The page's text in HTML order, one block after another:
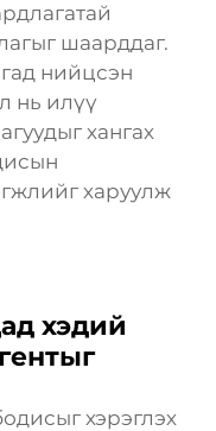
шаарддаг.
нийцсэн
нь илүү
хангах
харуулж
хэдий
хэрэглэх